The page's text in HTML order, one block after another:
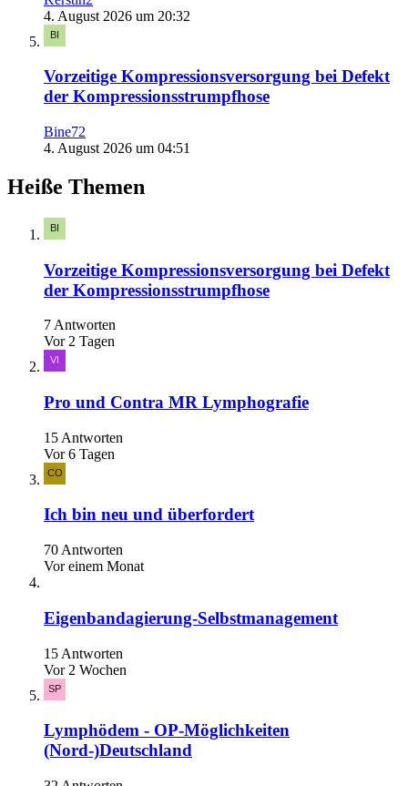
4. August 2026 um 20:32
Vorzeitige Kompressionsversorgung bei Defekt
der Kompressionsstrumpfhose
Bine72
4. August 2026 um 04:51
Heiße Themen
Vorzeitige Kompressionsversorgung bei Defekt
der Kompressionsstrumpfhose
7 Antworten
Vor 2 Tagen
Pro und Contra MR Lymphografie
15 Antworten
Vor 6 Tagen
Ich bin neu und überfordert
70 Antworten
Vor einem Monat
Eigenbandagierung-Selbstmanagement
15 Antworten
Vor 2 Wochen
Lymphödem - OP-Möglichkeiten
(Nord-)Deutschland